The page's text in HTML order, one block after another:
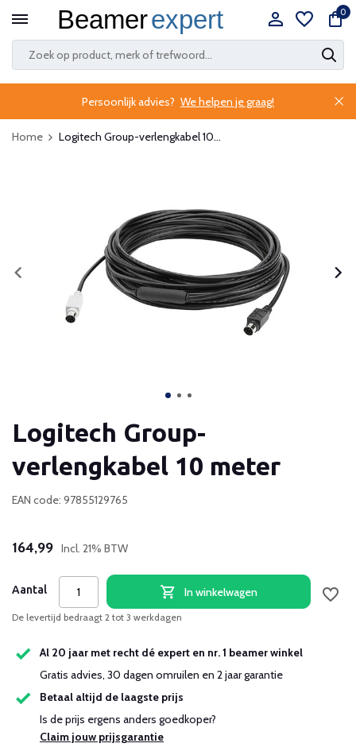
0
Persoonlijk advies? We helpen je graag!
Home Logitech Group-verlengkabel 10...
Logitech Group-
verlengkabel 10 meter
EAN code: 97855129765
164,99 Incl. 21% BTW
Aantal In winkelwagen
De levertijd bedraagt 2 tot 3 werkdagen
Al 20 jaar met recht dé expert en nr. 1 beamer winkel
Gratis advies, 30 dagen omruilen en 2 jaar garantie
Betaal altijd de laagste prijs
Is de prijs ergens anders goedkoper?
Claim jouw prijsgarantie